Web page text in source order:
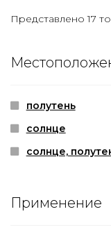
Представлено 17
полутень
солнце
солнце,
Применение